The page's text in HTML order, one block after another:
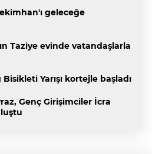
geleceğe
Taziye evinde vatandaşlarla
Yarışı kortejle başladı
Genç Girişimciler İcra